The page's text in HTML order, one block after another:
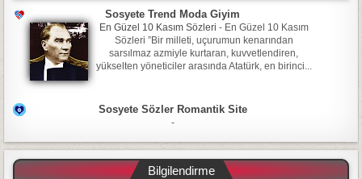
Sosyete Trend Moda Giyim
En Güzel 10 Kasım Sözleri - En Güzel 10 Kasım
Sözleri ”Bir milleti, uçurumun kenarından
sarsılmaz azmiyle kurtaran, kuvvetlendiren,
yükselten yöneticiler arasında Atatürk, en birinci...
Sosyete Sözler Romantik Site
-
Bilgilendirme